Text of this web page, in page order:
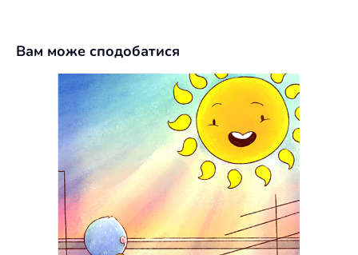
Вам може сподобатися